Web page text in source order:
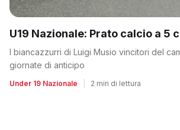
U19 Nazionale: Prato calcio a 5
I biancazzurri di Luigi Musio vincitori del
giornate di anticipo
Under 19 Nazionale 2 min di lettura